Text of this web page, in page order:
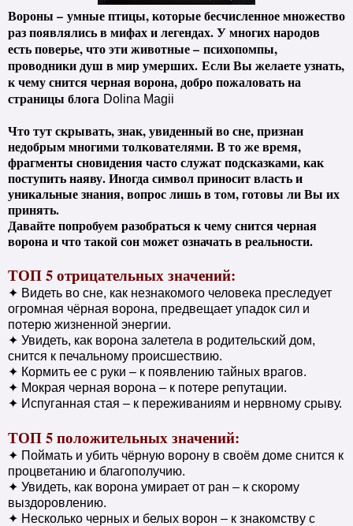
Вороны – умные птицы, которые бесчисленное множество
раз появлялись в мифах и легендах. У многих народов
есть поверье, что эти животные – психопомпы,
проводники душ в мир умерших. Если Вы желаете узнать,
к чему снится черная ворона, добро пожаловать на
страницы блога Dolina Magii
Что тут скрывать, знак, увиденный во сне, признан
недобрым многими толкователями. В то же время,
фрагменты сновидения часто служат подсказками, как
поступить наяву. Иногда символ приносит власть и
уникальные знания, вопрос лишь в том, готовы ли Вы их
принять.
Давайте попробуем разобраться к чему снится черная
ворона и что такой сон может означать в реальности.
ТОП 5 отрицательных значений:
✦ Видеть во сне, как незнакомого человека преследует
огромная чёрная ворона, предвещает упадок сил и
потерю жизненной энергии.
✦ Увидеть, как ворона залетела в родительский дом,
снится к печальному происшествию.
✦ Кормить ее с руки – к появлению тайных врагов.
✦ Мокрая черная ворона – к потере репутации.
✦ Испуганная стая – к переживаниям и нервному срыву.
ТОП 5 положительных значений:
✦ Поймать и убить чёрную ворону в своём доме снится к
процветанию и благополучию.
✦ Увидеть, как ворона умирает от ран – к скорому
выздоровлению.
✦ Несколько черных и белых ворон – к знакомству с